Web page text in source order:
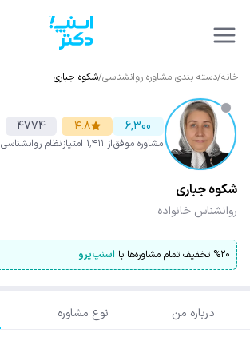
خانه/دسته بندی مشاوره روانشناسی/شکوه جباری
6,300
مشاوره موفق
۴.۸
از ۱٬۴۱۱ امتیاز
4774
نظام روانشناسی
شکوه جباری
روانشناس خانواده
%۲۰ تخفیف تمام مشاوره‌ها با اسنپ‌پرو
درباره من نوع مشاوره